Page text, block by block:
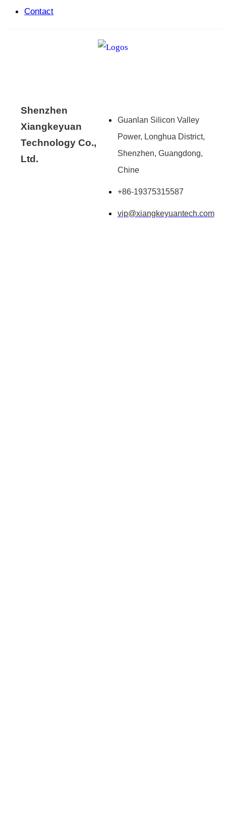
Contact
Shenzhen
Xiangkeyuan
Technology Co.,
Ltd.
Guanlan Silicon Valley
Power, Longhua District,
Shenzhen, Guangdong,
Chine
+86-19375315587
vip@xiangkeyuantech.com